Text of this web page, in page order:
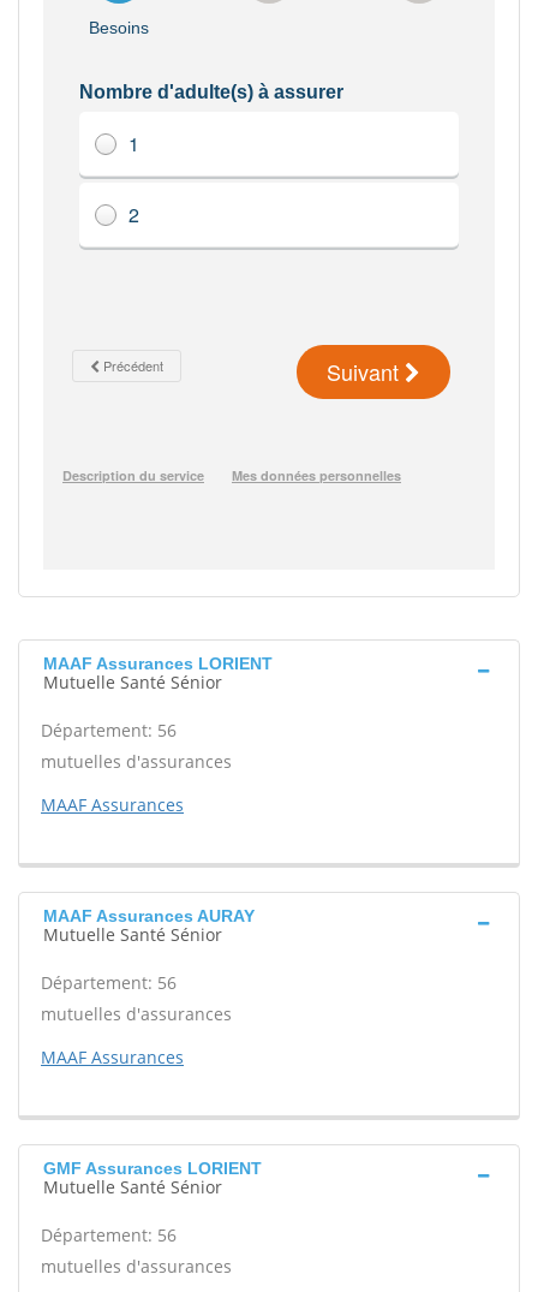
MAAF Assurances LORIENT
Mutuelle Santé Sénior
Département: 56
mutuelles d'assurances
MAAF Assurances
MAAF Assurances AURAY
Mutuelle Santé Sénior
Département: 56
mutuelles d'assurances
MAAF Assurances
GMF Assurances LORIENT
Mutuelle Santé Sénior
Département: 56
mutuelles d'assurances